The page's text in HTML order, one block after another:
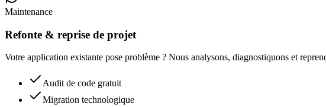
Maintenance
Refonte & reprise de projet
Votre application existante pose problème ? Nous analysons, diagnostiquons et
Audit de code gratuit
Migration technologique